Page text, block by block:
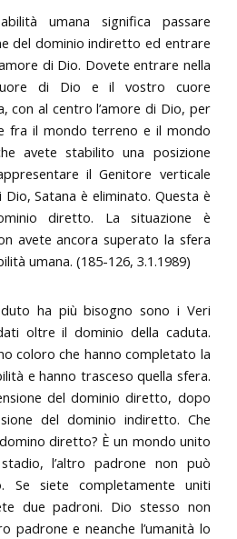
umana significa passare
del dominio indiretto ed entrare
di Dio. Dovete entrare nella
di Dio e il vostro cuore
con al centro l’amore di Dio, per
fra il mondo terreno e il mondo
avete stabilito una posizione
il Genitore verticale
Satana è eliminato. Questa è
diretto. La situazione è
avete ancora superato la sfera
umana. (185-126, 3.1.1989)
ha più bisogno sono i Veri
oltre il dominio della caduta.
coloro che hanno completato la
e hanno trasceso quella sfera.
del dominio diretto, dopo
del dominio indiretto. Che
diretto? È un mondo unito
l’altro padrone non può
Se siete completamente uniti
due padroni. Dio stesso non
padrone e neanche l’umanità lo